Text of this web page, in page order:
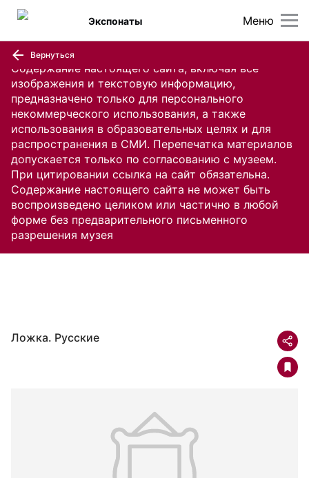
Содержание настоящего сайта, включая все
изображения и текстовую информацию,
предназначено только для персонального
некоммерческого использования, а также
использования в образовательных целях и для
распространения в СМИ. Перепечатка материалов
допускается только по согласованию с музеем.
При цитировании ссылка на сайт обязательна.
Содержание настоящего сайта не может быть
воспроизведено целиком или частично в любой
форме без предварительного письменного
разрешения музея
Меню
Экспонаты
Вернуться
Ложка. Русские